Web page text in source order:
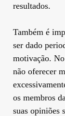
resultados.
Também é
ser dado
motivação.
não oferecer
os membros
suas opiniões